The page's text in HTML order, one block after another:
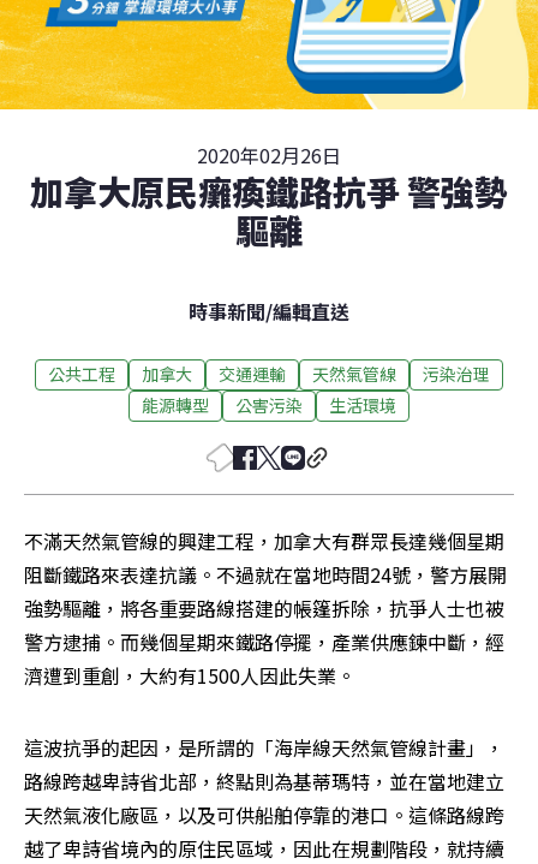
2020年02月26日
加拿大原民癱瘓鐵路抗爭 警強勢
驅離
時事新聞/編輯直送
公共工程 加拿大 交通運輸 天然氣管線
污染治理
能源轉型
公害污染 生活環境
不滿天然氣管線的興建工程，加拿大有群眾長達幾個星期
阻斷鐵路來表達抗議。不過就在當地時間24號，警方展開
強勢驅離，將各重要路線搭建的帳篷拆除，抗爭人士也被
警方逮捕。而幾個星期來鐵路停擺，產業供應鍊中斷，經
濟遭到重創，大約有1500人因此失業。
這波抗爭的起因，是所謂的「海岸線天然氣管線計畫」，
路線跨越卑詩省北部，終點則為基蒂瑪特，並在當地建立
天然氣液化廠區，以及可供船舶停靠的港口。這條路線跨
越了卑詩省境內的原住民區域，因此在規劃階段，就持續